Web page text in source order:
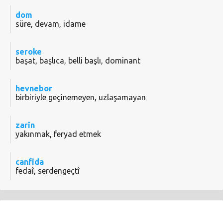
dom
süre, devam, idame
seroke
başat, başlıca, belli başlı, dominant
hevnebor
birbiriyle geçinemeyen, uzlaşamayan
zarîn
yakınmak, feryad etmek
canfîda
fedaî, serdengeçtî